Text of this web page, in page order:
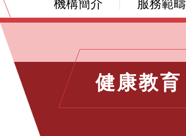
機構簡介 服務範疇
健康教育